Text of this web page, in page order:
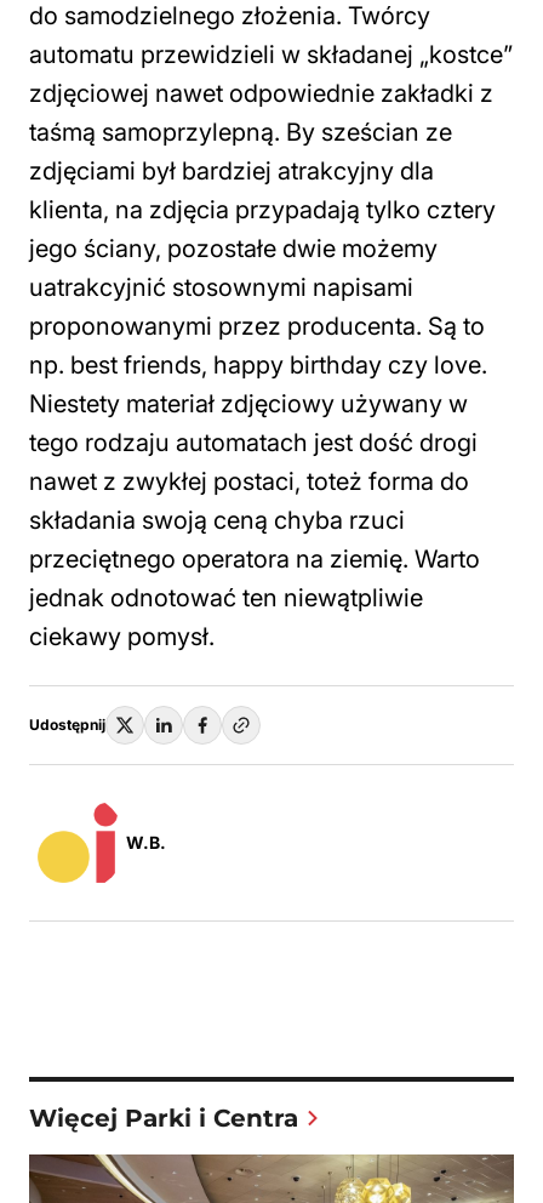
do samodzielnego złożenia. Twórcy
automatu przewidzieli w składanej „kostce”
zdjęciowej nawet odpowiednie zakładki z
taśmą samoprzylepną. By sześcian ze
zdjęciami był bardziej atrakcyjny dla
klienta, na zdjęcia przypadają tylko cztery
jego ściany, pozostałe dwie możemy
uatrakcyjnić stosownymi napisami
proponowanymi przez producenta. Są to
np. best friends, happy birthday czy love.
Niestety materiał zdjęciowy używany w
tego rodzaju automatach jest dość drogi
nawet z zwykłej postaci, toteż forma do
składania swoją ceną chyba rzuci
przeciętnego operatora na ziemię. Warto
jednak odnotować ten niewątpliwie
ciekawy pomysł.
Udostępnij
W.B.
Więcej Parki i Centra